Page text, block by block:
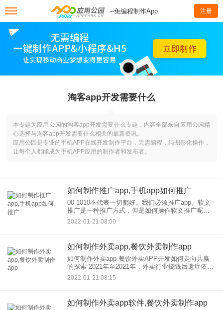
--免编程制作App 注册
淘客app开发需要什么
本专题为应用公园的淘客app开发需要什么专题，内容全部来自应用公园精
心选择与淘客app开发需要什么相关的最新资讯。
应用公园是专业的手机APP在线开发制作平台，无需编程，纯图形化操作，
让每个人都能成为手机APP应用的制作者和发布者。
如何制作推广app,手机app如何推广
00-1010不代表一切都好。我们必须推广app。软文
推广是一种推广方式，但是如何操作软文推广呢？
一、宣传逆向思维：站在用户的角度宣传自己的产
品，从用户的角度切入产品。告诉用户不使用这个
2022-01-21 08:00
如何制作外卖app,餐饮外卖制作app
如何制作外卖app 餐饮外卖APP开发如何走向共赢
的探索 2021年至2021年，外卖行业烧钱后遗症依然
明显，2021年以来仍处于不温不火的发展状态。去
库存化再次让房地产行业陷入狂欢。毕竟吃饭生活
2022-01-21 08:15
如何制作外卖app软件,餐饮外卖制作app